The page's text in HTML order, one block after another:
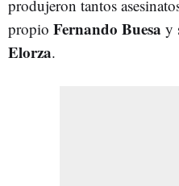
produjeron tantos
propio Fernando Buesa y
Elorza.